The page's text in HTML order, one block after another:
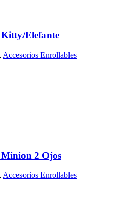
Elefante
, Accesorios Enrollables
2 Ojos
, Accesorios Enrollables